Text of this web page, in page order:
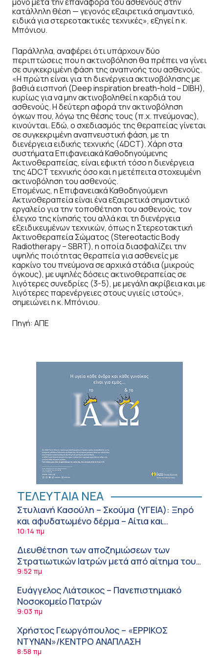
μόνο μετά την επαναφορά του ασθενούς στην
κατάλληλη θέση — γεγονός εξαιρετικά σημαντικό,
ειδικά για στερεοτακτικές τεχνικές», εξηγεί η κ.
Μπόνιου.
Παράλληλα, αναφέρει ότι υπάρχουν δύο
περιπτώσεις που η ακτινοβόληση θα πρέπει να γίνει
σε συγκεκριμένη φάση της αναπνοής του ασθενούς.
«Η πρώτη είναι για τη διενέργεια ακτινοβόλησης με
βαθιά εισπνοή (Deep inspiration breath-hold – DIBH),
κυρίως για να μην ακτινοβοληθεί η καρδιά του
ασθενούς. Η δεύτερη αφορά την ακτινοβόληση
όγκων που, λόγω της θέσης τους (π.χ. πνεύμονας),
κινούνται. Εδώ, ο σχεδιασμός της θεραπείας γίνεται
σε συγκεκριμένη αναπνευστική φάση, με τη
διενέργεια ειδικής τεχνικής (4DCT). Χάρη στα
συστήματα Επιφανειακά Καθοδηγούμενης
Ακτινοθεραπείας, είναι εφικτή τόσο η διενέργεια
της 4DCT τεχνικής όσο και η μετέπειτα στοχευμένη
ακτινοβόληση του ασθενούς.
Επομένως, η Επιφανειακά Καθοδηγούμενη
Ακτινοθεραπεία είναι ένα εξαιρετικά σημαντικό
εργαλείο για την τοποθέτηση του ασθενούς, τον
έλεγχο της κίνησής του αλλά και τη διενέργεια
εξειδικευμένων τεχνικών, όπως η Στερεοτακτική
Ακτινοθεραπεία Σώματος (Stereotactic Body
Radiotherapy – SBRT), η οποία διασφαλίζει την
υψηλής ποιότητας θεραπεία για ασθενείς με
καρκίνο του πνεύμονα σε αρχικά στάδια (μικρούς
όγκους), με υψηλές δόσεις ακτινοθεραπείας σε
λιγότερες συνεδρίες (3-5), με μεγάλη ακρίβεια και με
λιγότερες παρενέργειες στους υγιείς ιστούς»,
σημειώνει η κ. Μπόνιου.
Πηγή: ΑΠΕ
ΤΕΛΕΥΤΑΙΑ ΝΕΑ
Στυλιανή Κασούλη – Σκούμα (ΥΓΕΙΑ): Ξηρό
και αφυδατωμένο δέρμα – Αίτια και
αντιμετώπιση
10:14 πμ
Διευθέτηση των αποζημιώσεων των
Στρατιωτικών Ιατρών μετά από αίτημα του
ΙΣΑ
9:52 πμ
Ευάγγελος Λιάτσικος – Πανεπιστημιακό
Νοσοκομείο Πατρών
9:03 πμ
Χρήστος Γεωργόπουλος – «ΕΡΡΙΚΟΣ
ΝΤΥΝΑΝ»/ΚΕΝΤΡΟ ΑΝΑΠΛΑΣΗ
8:58 πμ